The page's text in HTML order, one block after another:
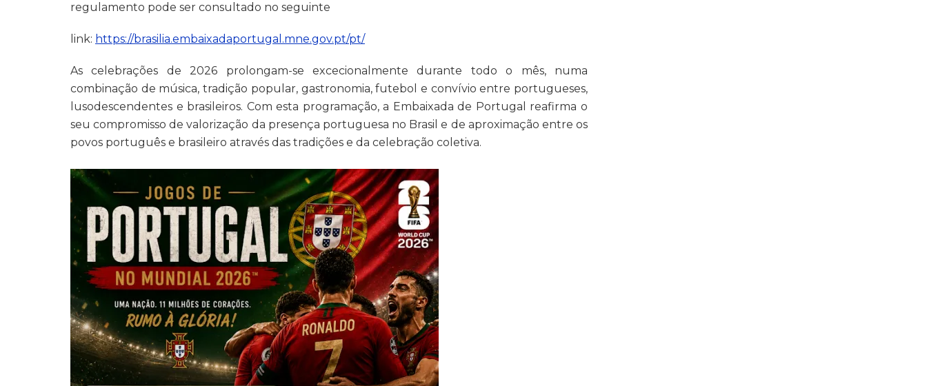
regulamento pode ser consultado no seguinte
link: https://brasilia.embaixadaportugal.mne.gov.pt/pt/
As celebrações de 2026 prolongam-se excecionalmente durante todo o mês, numa
combinação de música, tradição popular, gastronomia, futebol e convívio entre portugueses,
lusodescendentes e brasileiros. Com esta programação, a Embaixada de Portugal reafirma o
seu compromisso de valorização da presença portuguesa no Brasil e de aproximação entre os
povos português e brasileiro através das tradições e da celebração coletiva.